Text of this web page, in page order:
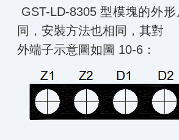
GST-LD-8305 型模塊的外
同，安裝方法也相同，其對
外端子示意圖如圖 10-6：